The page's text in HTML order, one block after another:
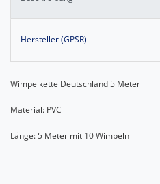
Hersteller (GPSR)
Wimpelkette Deutschland 5 Meter
Material: PVC
Länge: 5 Meter mit 10 Wimpeln